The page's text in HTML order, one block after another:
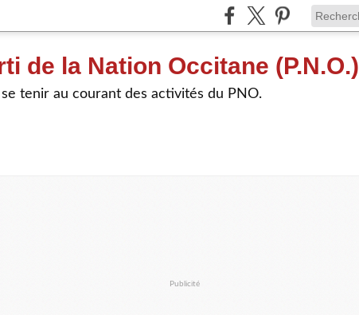
de la Nation Occitane (P.N.O.)
se tenir au courant des activités du PNO.
Publicité